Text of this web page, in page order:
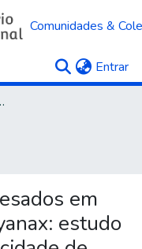
Comunidades &
Entrar
de Curso
em
estudo